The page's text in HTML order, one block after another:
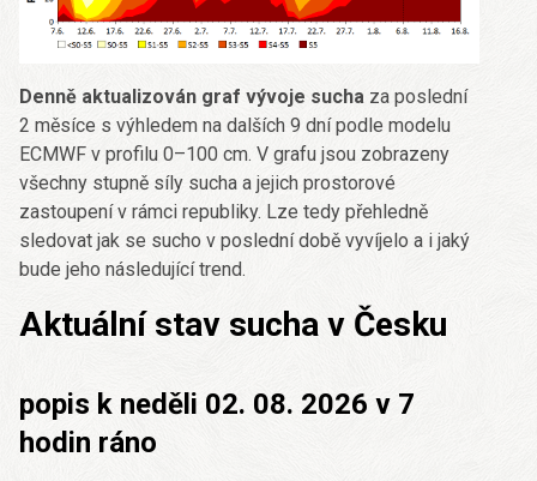
Denně aktualizován graf vývoje sucha za poslední
2 měsíce s výhledem na dalších 9 dní podle modelu
ECMWF v profilu 0–100 cm. V grafu jsou zobrazeny
všechny stupně síly sucha a jejich prostorové
zastoupení v rámci republiky. Lze tedy přehledně
sledovat jak se sucho v poslední době vyvíjelo a i jaký
bude jeho následující trend.
Aktuální stav sucha v Česku
popis k neděli 02. 08. 2026 v 7
hodin ráno